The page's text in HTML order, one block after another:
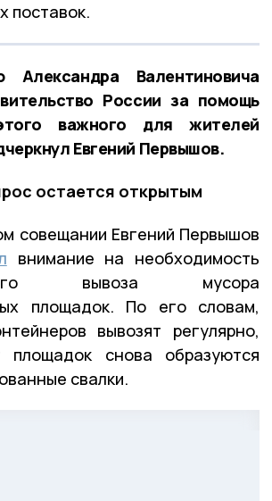
поставок.
Валентиновича
России за помощь
важного для жителей
Евгений Первышов.
остается открытым
совещании Евгений Первышов
внимание на необходимость
вывоза мусора
площадок. По его словам,
вывозят регулярно,
площадок снова образуются
свалки.